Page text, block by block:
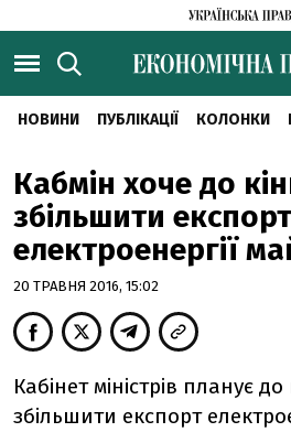
НОВИНИ ПУБЛІКАЦІЇ КОЛОНКИ
Кабмін хоче до
збільшити експорт
електроенергії
20 ТРАВНЯ 2016, 15:02
Кабінет міністрів планує
збільшити експорт